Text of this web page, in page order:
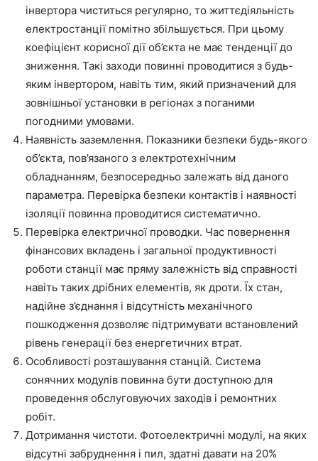
інвертора чиститься регулярно, то життєдіяльність
електростанції помітно збільшується. При цьому
коефіцієнт корисної дії об’єкта не має тенденції до
зниження. Такі заходи повинні проводитися з будь-
яким інвертором, навіть тим, який призначений для
зовнішньої установки в регіонах з поганими
погодними умовами.
Наявність заземлення. Показники безпеки будь-якого
об’єкта, пов’язаного з електротехнічним
обладнанням, безпосередньо залежать від даного
параметра. Перевірка безпеки контактів і наявності
ізоляції повинна проводитися систематично.
Перевірка електричної проводки. Час повернення
фінансових вкладень і загальної продуктивності
роботи станції має пряму залежність від справності
навіть таких дрібних елементів, як дроти. Їх стан,
надійне з’єднання і відсутність механічного
пошкодження дозволяє підтримувати встановлений
рівень генерації без енергетичних втрат.
Особливості розташування станцій. Система
сонячних модулів повинна бути доступною для
проведення обслуговуючих заходів і ремонтних
робіт.
Дотримання чистоти. Фотоелектричні модулі, на яких
відсутні забруднення і пил, здатні давати на 20%